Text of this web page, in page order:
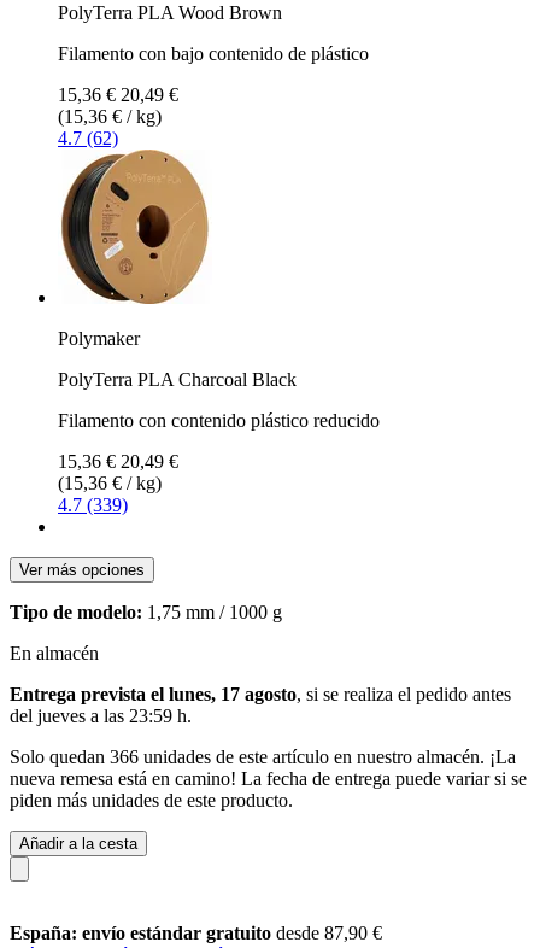
PolyTerra PLA Wood Brown
Filamento con bajo contenido de plástico
15,36 € 20,49 €
(15,36 € / kg)
4.7 (62)
Polymaker
PolyTerra PLA Charcoal Black
Filamento con contenido plástico reducido
15,36 € 20,49 €
(15,36 € / kg)
4.7 (339)
Ver más opciones
Tipo de modelo: 1,75 mm / 1000 g
En almacén
Entrega prevista el lunes, 17 agosto, si se realiza el pedido antes
del jueves a las 23:59 h.
Solo quedan 366 unidades de este artículo en nuestro almacén. ¡La
nueva remesa está en camino! La fecha de entrega puede variar si se
piden más unidades de este producto.
Añadir a la cesta
España: envío estándar gratuito desde 87,90 €